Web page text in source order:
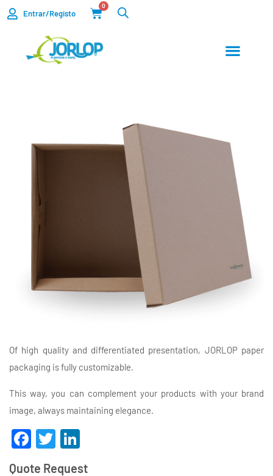
Entrar/Registo
0
Of high quality and differentiated presentation, JORLOP paper
packaging is fully customizable.
This way, you can complement your products with your brand
image, always maintaining elegance.
Facebook
Twitter
Quote Request